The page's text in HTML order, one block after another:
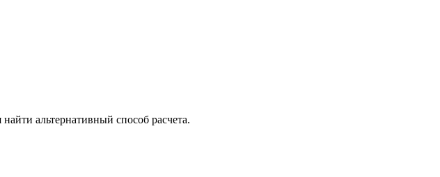
альтернативный способ расчета.